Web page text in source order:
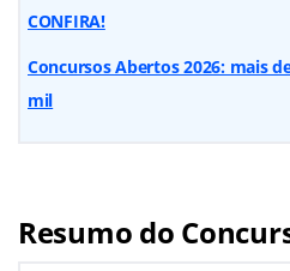
CONFIRA!
Concursos Abertos 2026: mais
mil
Resumo do